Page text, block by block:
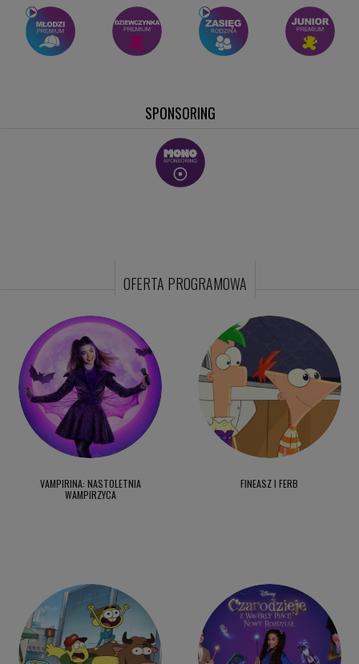
SHOW TV
Studiomed TV
MUSIC BOX
MIXTAPE
CTV
SPONSORING
OFERTA PROGRAMOWA
VAMPIRINA: NASTOLETNIA
WAMPIRZYCA
FINEASZ I FERB